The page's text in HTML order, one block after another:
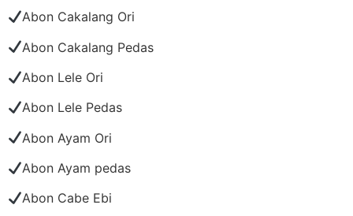
Abon Cakalang Ori
Abon Cakalang Pedas
Abon Lele Ori
Abon Lele Pedas
Abon Ayam Ori
Abon Ayam pedas
Abon Cabe Ebi